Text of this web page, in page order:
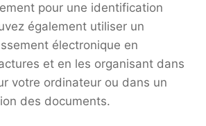
pour une identification
également utiliser un
électronique en
et en les organisant dans
votre ordinateur ou dans un
des documents.